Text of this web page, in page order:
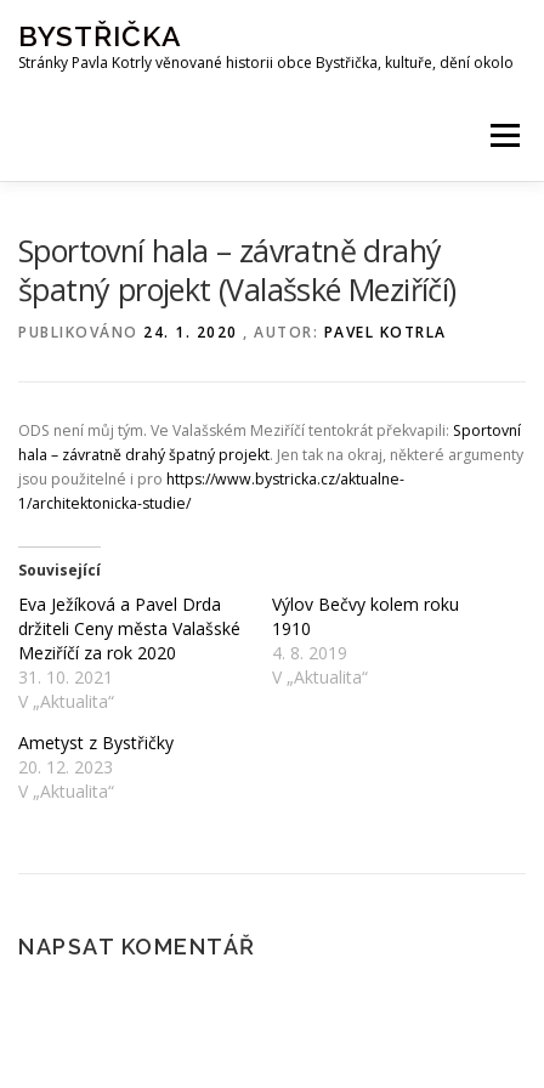
obsah
BYSTŘIČKA
Stránky Pavla Kotrly věnované historii obce Bystřička, kultuře, dění okolo
Menu
ODKAZY PŘÍRODA
ROUBENÉ STAVBY KAM NA VÝLET?
Sportovní hala – závratně drahý
špatný projekt (Valašské Meziříčí)
PUBLIKOVÁNO 24. 1. 2020 , AUTOR: PAVEL KOTRLA
ODS není můj tým. Ve Valašském Meziříčí tentokrát překvapili: Sportovní
hala – závratně drahý špatný projekt. Jen tak na okraj, některé argumenty
jsou použitelné i pro https://www.bystricka.cz/aktualne-
1/architektonicka-studie/
Související
Eva Ježíková a Pavel Drda
držiteli Ceny města Valašské
Meziříčí za rok 2020
31. 10. 2021
V „Aktualita“
Výlov Bečvy kolem roku
1910
4. 8. 2019
V „Aktualita“
Ametyst z Bystřičky
20. 12. 2023
V „Aktualita“
NAPSAT KOMENTÁŘ